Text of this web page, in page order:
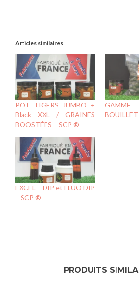
Articles similaires
POT TIGERS JUMBO +
Black XXL / GRAINES
BOOSTÉES – SCP ®
EXCEL – DIP et FLUO DIP
– SCP ®
PRODUITS